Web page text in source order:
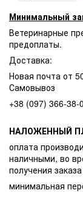
Минимальный
Ветеринарные
предоплаты.
Доставка:
Новая почта от
Самовывоз
+38 (097) 366-38-
НАЛОЖЕННЫЙ
оплата
наличными, во
получения заказа
минимальная